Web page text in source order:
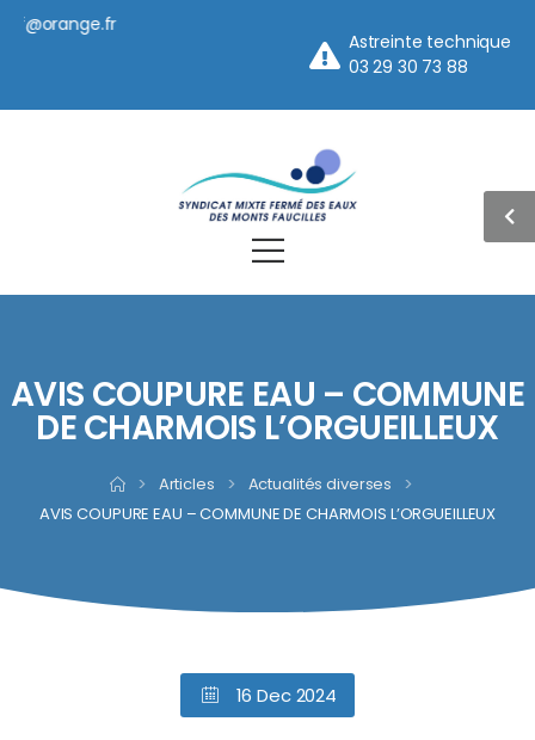
Astreinte technique
03 29 30 73 88
AVIS COUPURE EAU – COMMUNE
DE CHARMOIS L’ORGUEILLEUX
> Articles > Actualités diverses >
AVIS COUPURE EAU – COMMUNE DE CHARMOIS L’ORGUEILLEUX
16 Dec 2024